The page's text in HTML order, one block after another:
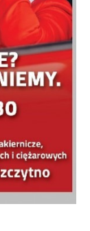
zarówno
obiekty
Niestety